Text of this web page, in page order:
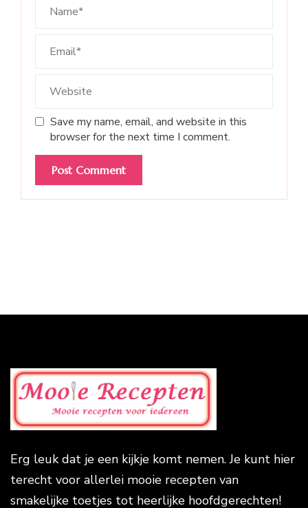
Save my name, email, and website in this
browser for the next time I comment.
Erg leuk dat je een kijkje komt nemen. Je kunt hier
terecht voor allerlei mooie recepten van
smakelijke toetjes tot heerlijke hoofdgerechten!